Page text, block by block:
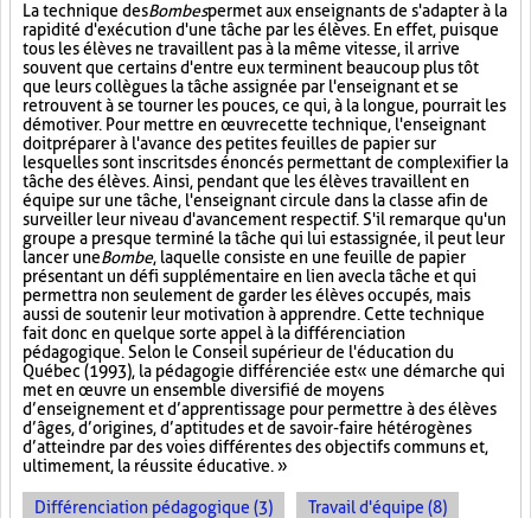
La technique desBombespermet aux enseignants de s'adapter à la
rapidité d'exécution d'une tâche par les élèves. En effet, puisque
tous les élèves ne travaillent pas à la même vitesse, il arrive
souvent que certains d'entre eux terminent beaucoup plus tôt
que leurs collègues la tâche assignée par l'enseignant et se
retrouvent à se tourner les pouces, ce qui, à la longue, pourrait les
démotiver. Pour mettre en œuvre cette technique, l'enseignant
doit préparer à l'avance des petites feuilles de papier sur
lesquelles sont inscrits des énoncés permettant de complexifier la
tâche des élèves. Ainsi, pendant que les élèves travaillent en
équipe sur une tâche, l'enseignant circule dans la classe afin de
surveiller leur niveau d'avancement respectif. S'il remarque qu'un
groupe a presque terminé la tâche qui lui est assignée, il peut leur
lancer uneBombe, laquelle consiste en une feuille de papier
présentant un défi supplémentaire en lien avec la tâche et qui
permettra non seulement de garder les élèves occupés, mais
aussi de soutenir leur motivation à apprendre. Cette technique
fait donc en quelque sorte appel à la différenciation
pédagogique. Selon le Conseil supérieur de l'éducation du
Québec (1993), la pédagogie différenciée est « une démarche qui
met en œuvre un ensemble diversifié de moyens
d’enseignement et d’apprentissage pour permettre à des élèves
d’âges, d’origines, d’aptitudes et de savoir-faire hétérogènes
d’atteindre par des voies différentes des objectifs communs et,
ultimement, la réussite éducative. »
Différenciation pédagogique (3) Travail d'équipe (8)